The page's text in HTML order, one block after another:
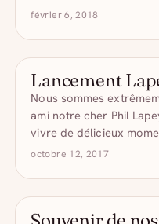
février 6, 2018
NOS ÉVÉNEMENTS
Lancement
Nous sommes
ami notre cher Phil
vivre de délicieux
octobre 12, 2017